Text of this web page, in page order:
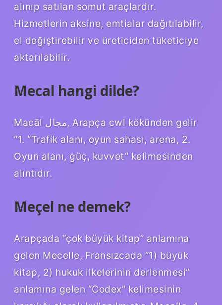
alınıp satılan somut araçlardır.
Hizmetlerin aksine, emtialar dağıtılabilir,
el değiştirebilir ve üreticiden tüketiciye
aktarılabilir.
Mecal hangi dilde?
Macāl مجال, Arapça cwl kökünden gelir
“1. “Trafik alanı, oyun sahası, arena, 2.
Oyun alanı, güç, kuvvet” kelimesinden
alıntıdır.
Meçel ne demek?
Arapçada “çok büyük kitap” anlamına
gelen Mecelle, Fransızcada “1) büyük
kitap, 2) hukuk ilkelerinin derlenmesi”
anlamına gelen “Codex” kelimesinin